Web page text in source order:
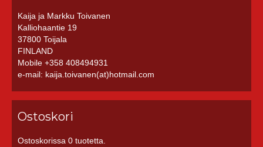
Kaija ja Markku Toivanen
Kalliohaantie 19
37800 Toijala
FINLAND
Mobile +358 408494931
e-mail: kaija.toivanen(at)hotmail.com
Ostoskori
Ostoskorissa 0 tuotetta.